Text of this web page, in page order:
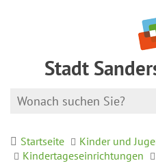
Stadt
Startseite
Kinder und
Kindertageseinrichtungen